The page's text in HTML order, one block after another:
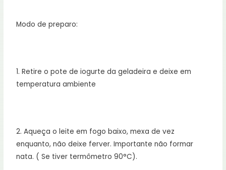
Modo de preparo:
1. Retire o pote de iogurte da geladeira e deixe em
temperatura ambiente
2. Aqueça o leite em fogo baixo, mexa de vez
enquanto, não deixe ferver. Importante não formar
nata. ( Se tiver termômetro 90°C).